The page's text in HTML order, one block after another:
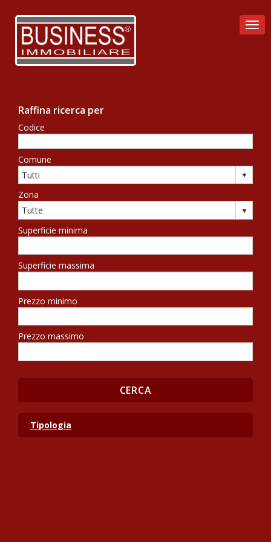
Raffina ricerca per
Codice
Comune
Zona
Superficie minima
Superficie massima
Prezzo minimo
Prezzo massimo
Tipologia